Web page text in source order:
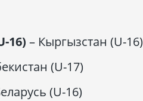
16) – Кыргызстан (U-16)
(U-17)
(U-16)